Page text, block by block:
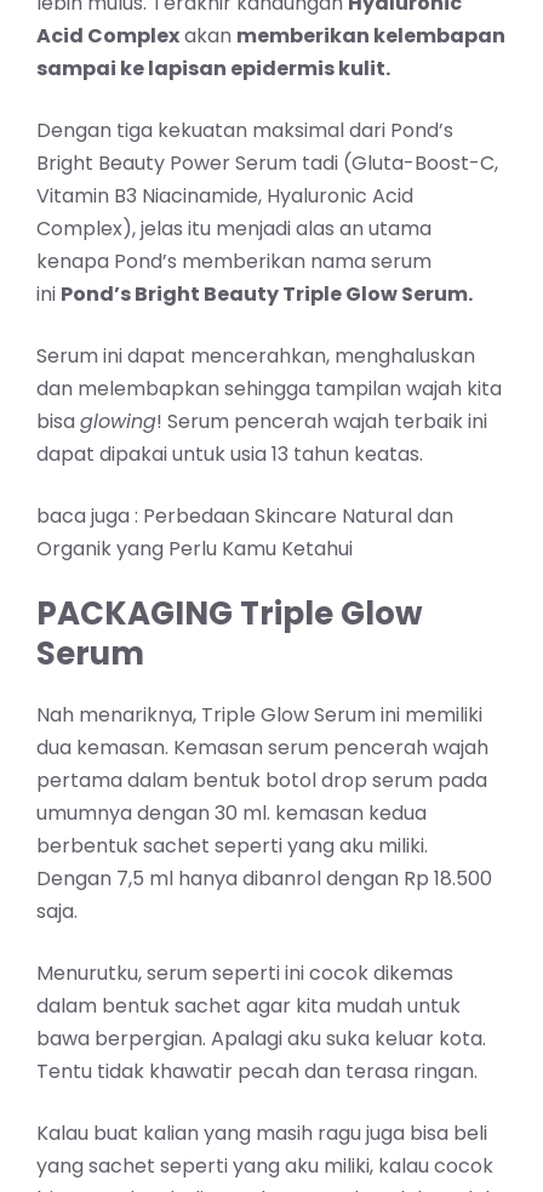
Acid Complexakan memberikan kelembapan
sampai ke lapisan epidermis kulit.
Dengan tiga kekuatan maksimal dari Pond’s
Bright Beauty Power Serum tadi (Gluta-Boost-C,
Vitamin B3 Niacinamide, Hyaluronic Acid
Complex), jelas itu menjadi alas an utama
kenapa Pond’s memberikan nama serum
ini Pond’s Bright BeautyTriple Glow Serum.
Serum ini dapat mencerahkan, menghaluskan
dan melembapkan sehingga tampilan wajah kita
bisa glowing! Serum pencerah wajah terbaik ini
dapat dipakai untuk usia 13 tahun keatas.
baca juga : Perbedaan Skincare Natural dan
Organik yang Perlu Kamu Ketahui
PACKAGING Triple Glow
Serum
Nah menariknya, Triple Glow Serum ini memiliki
dua kemasan. Kemasan serum pencerah wajah
pertama dalam bentuk botol drop serum pada
umumnya dengan 30 ml. kemasan kedua
berbentuk sachet seperti yang aku miliki.
Dengan 7,5 ml hanya dibanrol dengan Rp 18.500
saja.
Menurutku, serum seperti ini cocok dikemas
dalam bentuk sachet agar kita mudah untuk
bawa berpergian. Apalagi aku suka keluar kota.
Tentu tidak khawatir pecah dan terasa ringan.
Kalau buat kalian yang masih ragu juga bisa beli
yang sachet seperti yang aku miliki, kalau cocok